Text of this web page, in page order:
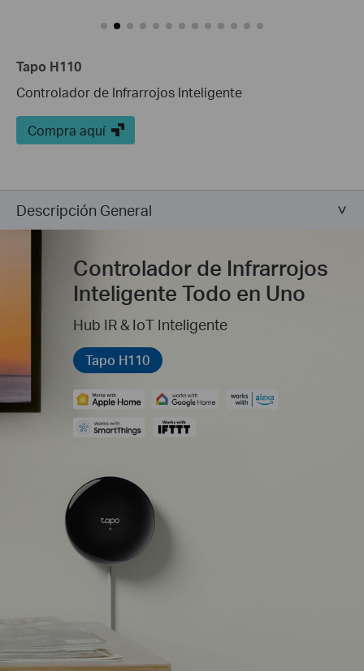
Tapo H110
Controlador de Infrarrojos Inteligente
Compra aquí
Descripción General
Controlador de Infrarrojos
Inteligente Todo en Uno
Hub IR & IoT Inteligente
Tapo H110